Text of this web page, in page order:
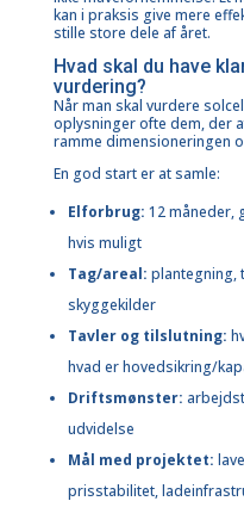
kan i praksis give mere
stille store dele af året.
Hvad skal du have
vurdering?
Når man skal vurdere
oplysninger ofte dem, der
ramme dimensioneringen
En god start er at samle:
Elforbrug: 12 måneder,
hvis muligt
Tag/areal: plantegning,
skyggekilder
Tavler og tilslutning:
hvad er hovedsikring/
Driftsmønster:
udvidelse
Mål med projektet:
prisstabilitet,